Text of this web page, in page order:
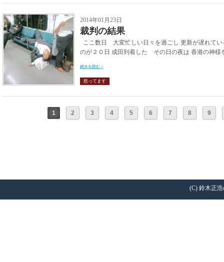
2014年01月23日
裁判の結果
ここ数日 大変忙しい日々を過ごし 更新が遅れて
のが２０日 成田到着した その日の夜は 香港の神
続きを読む >
怒ってます
1 2 3 4 5 6 7 8 9
(C) 鈴木正